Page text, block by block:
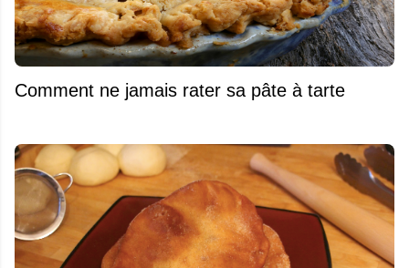
Comment ne jamais rater sa pâte à tarte